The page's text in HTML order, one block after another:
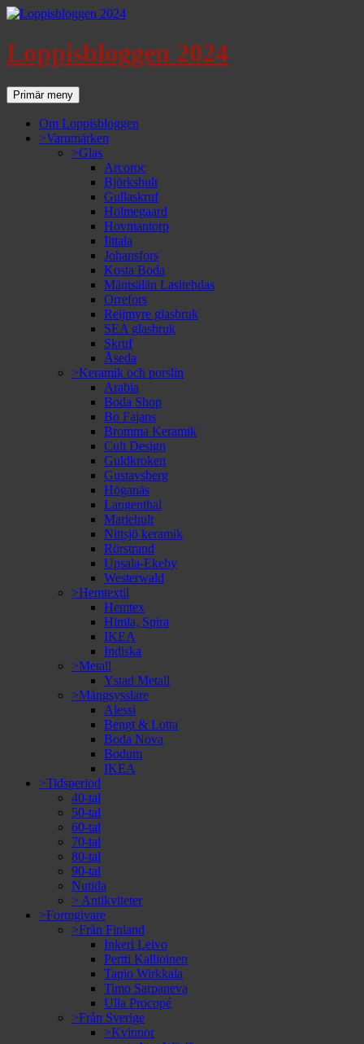
Loppisbloggen 2024
SökPrimär meny
till
innehåll
Om Loppisbloggen
>Varumärken
>Glas
Arcoroc
Björkshult
Gullaskruf
Holmegaard
Hovmantorp
Iittala
Johansfors
Kosta Boda
Mäntsälän Lasitehdas
Orrefors
Reijmyre glasbruk
SEA glasbruk
Skruf
Åseda
>Keramik och porslin
Arabia
Boda Shop
Bo Fajans
Bromma Keramik
Cult Design
Guldkroken
Gustavsberg
Höganäs
Langenthal
Mariehult
Nittsjö keramik
Rörstrand
Upsala-Ekeby
Westerwald
>Hemtextil
Hemtex
Himla, Spira
IKEA
Indiska
>Metall
Ystad Metall
>Mångsysslare
Alessi
Bengt & Lotta
Boda Nova
Bodum
IKEA
>Tidsperiod
40-tal
50-tal
60-tal
70-tal
80-tal
90-tal
Nutida
> Antikviteter
>Formgivare
>Från Finland
Inkeri Leivo
Pertti Kallioinen
Tapio Wirkkala
Timo Sarpaneva
Ulla Procopé
>Från Sverige
>Kvinnor